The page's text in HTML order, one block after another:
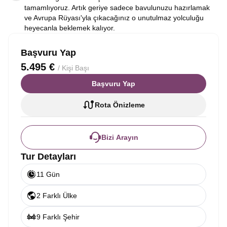
tamamlıyoruz. Artık geriye sadece bavulunuzu hazırlamak
ve Avrupa Rüyası'yla çıkacağınız o unutulmaz yolculuğu
heyecanla beklemek kalıyor.
Başvuru Yap
5.495 € / Kişi Başı
Başvuru Yap
Rota Önizleme
Bizi Arayın
Tur Detayları
11 Gün
2 Farklı Ülke
9 Farklı Şehir